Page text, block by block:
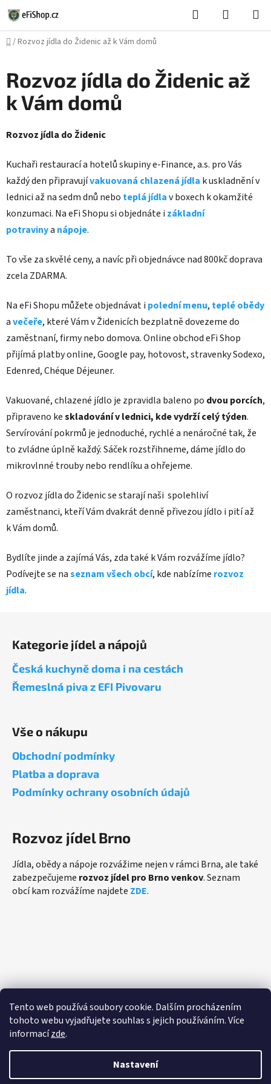
Tento web používá soubory cookie. Dalším procházením
tohoto webu vyjadřujete souhlas s jejich používáním. Více
informacízde.
Nastavení
Přejít
na
obsah
Hledat
KOŠÍK
Domů
/Rozvoz jídla do Židenic až k Vám domů
Rozvoz jídla do Židenic až
k Vám domů
Rozvoz jídla do Židenic
Kuchaři restaurací a hotelů skupiny e-Finance, a.s. pro Vás
každý den připravujívakuovaná chlazená jídla k uskladnění v
lednici až na sedm dnů nebo teplá jídlav boxech k okamžité
konzumaci. Na eFi Shopu si objednáte i základní
potravinya nápoje.
To vše za skvělé ceny, a navíc při objednávce nad 800kč doprava
zcela ZDARMA.
Na eFi Shopu můžete objednávat i polední menu, teplé obědy
avečeře, které Vám v Židenicích bezplatně dovezeme do
zaměstnaní, firmy nebo domova. Online obchod eFi Shop
přijímá platby online, Google pay, hotovost, stravenky Sodexo,
Edenred, Chéque Déjeuner.
Vakuované, chlazené jídlo je zpravidla baleno po dvou porcích,
připraveno keskladování v lednici, kde vydrží celý týden.
Servírování pokrmů je jednoduché, rychlé a nenáročné tak, že
to zvládne úplně každý. Sáček rozstřihneme, dáme jídlo do
mikrovlnné trouby nebo rendlíku a ohřejeme.
O rozvoz jídla do Židenic se starají naši spolehliví
zaměstnanci, kteří Vám dvakrát denně přivezou jídlo i pití až
k Vám domů.
Bydlíte jinde a zajímá Vás, zda také k Vám rozvážíme jídlo?
Podívejte se naseznam všech obcí, kde nabízíme rozvoz
jídla.
Kategorie jídel a nápojů
Česká kuchyně doma i na cestách
Řemeslná piva z EFI Pivovaru
Vše o nákupu
Obchodní podmínky
Platba a doprava
Podmínky ochrany osobních údajů
Rozvoz jídel Brno
Jídla, obědy a nápoje rozvážime nejen v rámci Brna, ale také
zabezpečujeme rozvoz jídel pro Brno venkov. Seznam
obcí kam rozvážíme najdete ZDE.
Přijímáme online platby